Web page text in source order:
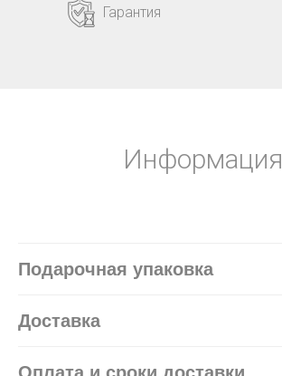
Гарантия
Информация
Подарочная упаковка
Доставка